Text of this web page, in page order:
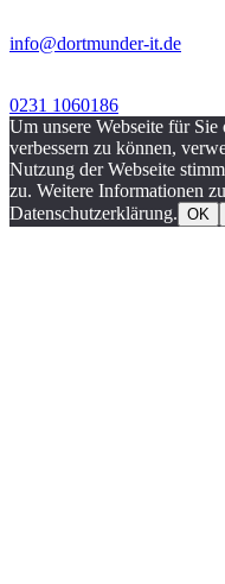
info@dortmunder-it.de
0231 1060186
Um unsere Webseite für
verbessern zu können,
Nutzung der Webseite
zu. Weitere Informationen
Datenschutzerklärung. OK